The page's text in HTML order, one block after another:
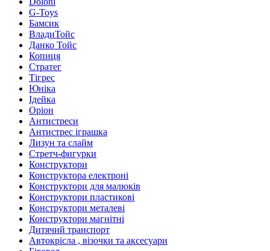
G-Toys
Бамсик
ВладиТойс
Данко Тойс
Копиця
Стратег
Тігрес
Юніка
Ідейка
Оріон
Антистреси
Антистрес іграшка
Лизун та слайм
Стретч-фигурки
Конструктори
Конструктора електроні
Конструктори для малюків
Конструктори пластикові
Конструктори металеві
Конструктори магнітні
Дитячий транспорт
Автокрісла , візочки та аксесуари